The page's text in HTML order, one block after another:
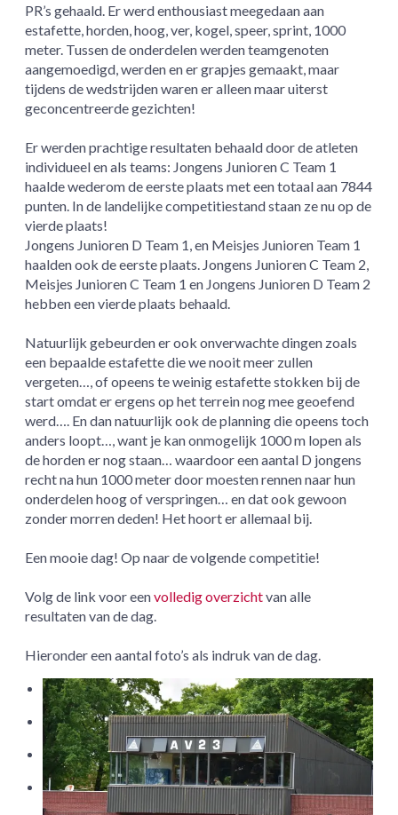
PR’s gehaald. Er werd enthousiast meegedaan aan
estafette, horden, hoog, ver, kogel, speer, sprint, 1000
meter. Tussen de onderdelen werden teamgenoten
aangemoedigd, werden en er grapjes gemaakt, maar
tijdens de wedstrijden waren er alleen maar uiterst
geconcentreerde gezichten!
Er werden prachtige resultaten behaald door de atleten
individueel en als teams: Jongens Junioren C Team 1
haalde wederom de eerste plaats met een totaal aan 7844
punten. In de landelijke competitiestand staan ze nu op de
vierde plaats!
Jongens Junioren D Team 1, en Meisjes Junioren Team 1
haalden ook de eerste plaats. Jongens Junioren C Team 2,
Meisjes Junioren C Team 1 en Jongens Junioren D Team 2
hebben een vierde plaats behaald.
Natuurlijk gebeurden er ook onverwachte dingen zoals
een bepaalde estafette die we nooit meer zullen
vergeten…, of opeens te weinig estafette stokken bij de
start omdat er ergens op het terrein nog mee geoefend
werd…. En dan natuurlijk ook de planning die opeens toch
anders loopt…, want je kan onmogelijk 1000 m lopen als
de horden er nog staan… waardoor een aantal D jongens
recht na hun 1000 meter door moesten rennen naar hun
onderdelen hoog of verspringen… en dat ook gewoon
zonder morren deden! Het hoort er allemaal bij.
Een mooie dag! Op naar de volgende competitie!
Volg de link voor eenvolledig overzichtvan alle
resultaten van de dag.
Hieronder een aantal foto’s als indruk van de dag.